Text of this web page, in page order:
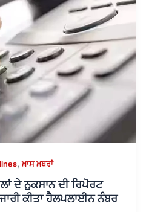
,ਖ਼ਾਸ ਖ਼ਬਰਾਂ
ਦੇ ਨੁਕਸਾਨ ਦੀ ਰਿਪੋਰਟ
ਕੀਤਾ ਹੈਲਪਲਾਈਨ ਨੰਬਰ